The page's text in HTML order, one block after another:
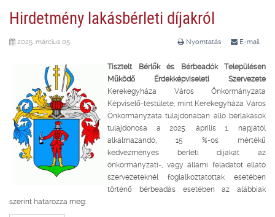
Hirdetmény lakásbérleti díjakról
Nyomtatás E-mail
2025. március 05.
Tisztelt Bérlők és Bérbeadók Településen
Működő Érdekképviseleti Szervezete
Kerekegyháza Város Önkormányzata
Képviselő-testülete, mint Kerekegyháza Város
Önkormányzata tulajdonában álló bérlakások
tulajdonosa a 2025. április 1. napjától
alkalmazandó, 15 %-os mértékű
kedvezményes bérleti díjakat az
önkormányzati-, vagy állami feladatot ellátó
szervezeteknél foglalkoztatottak esetében
történő bérbeadás esetében az alábbiak
szerint határozza meg: